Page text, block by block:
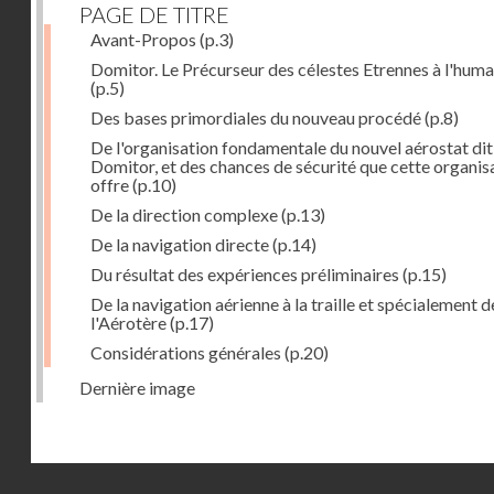
PAGE DE TITRE
Avant-Propos (p.3)
Domitor. Le Précurseur des célestes Etrennes à
(p.5)
Des bases primordiales du nouveau procédé(p.8)
De l'organisation fondamentale du nouvel aérostat dit
Domitor, et des chances de sécurité que cette
offre(p.10)
De la direction complexe(p.13)
De la navigation directe(p.14)
Du résultat des expériences préliminaires (p.15)
De la navigation aérienne à la traille et spécialement
l'Aérotère(p.17)
Considérations générales (p.20)
Dernière image